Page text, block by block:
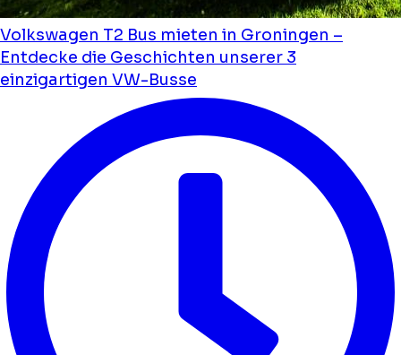
Volkswagen T2 Bus mieten in Groningen –
Entdecke die Geschichten unserer 3
einzigartigen VW-Busse